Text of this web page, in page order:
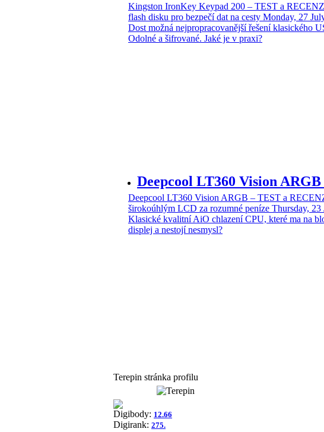
Kingston IronKey Keypad 200 – TEST a
flash disku pro bezpečí dat na cesty Monday, 27
Dost možná nejpropracovanější řešení klasického
Odolné a šifrované. Jaké je v praxi?
Deepcool LT360 Vision
Deepcool LT360 Vision ARGB – TEST a
širokoúhlým LCD za rozumné peníze Thursday, 23
Klasické kvalitní AiO chlazení CPU, které ma na
displej a nestojí nesmysl?
Terepin stránka profilu
Digibody: 12.66
Digirank: 275.